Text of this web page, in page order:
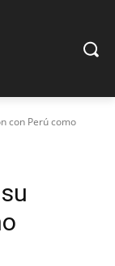
con Perú como